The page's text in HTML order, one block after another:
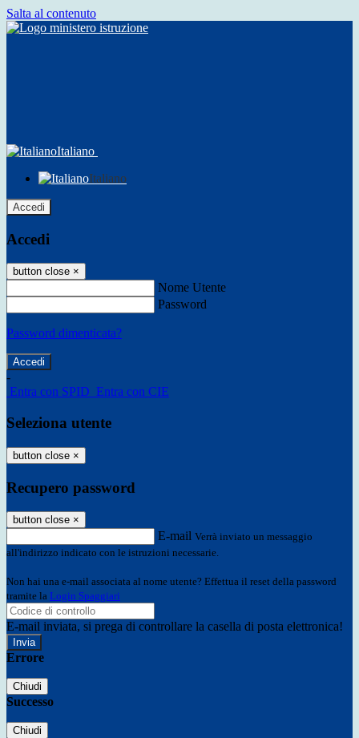
Salta al contenuto
Italiano
Italiano
Accedi
Accedi
button close ×
Nome Utente
Password
Password dimenticata?
-
Entra con SPID Entra con CIE
Seleziona utente
button close ×
Recupero password
button close ×
E-mail Verrà inviato un messaggio
all'indirizzo indicato con le istruzioni necessarie.
Non hai una e-mail associata al nome utente? Effettua il reset della password
tramite la Login Spaggiari
E-mail inviata, si prega di controllare la casella di posta elettronica!
Errore
Chiudi
Successo
Chiudi